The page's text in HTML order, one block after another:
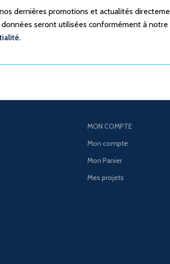
dernières promotions et actualités
données seront utilisées conformément à notre
MON COMPTE
Mon compte
Mon Panier
Mes projets